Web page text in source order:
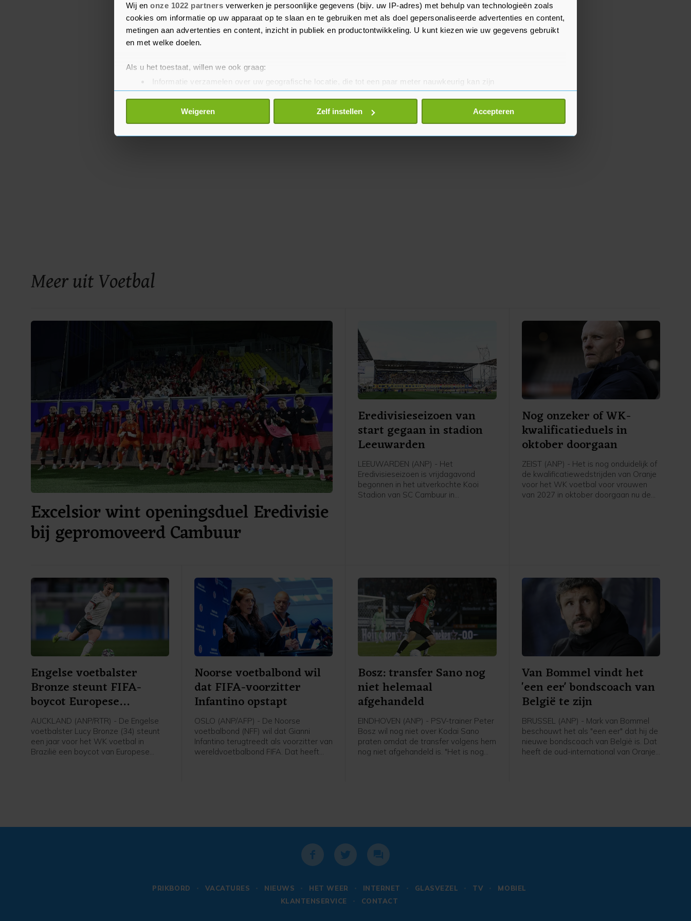
Wij en onze 1022 partners verwerken je persoonlijke gegevens (bijv. uw IP-adres) met behulp van technologieën zoals
cookies om informatie op uw apparaat op te slaan en te gebruiken met als doel gepersonaliseerde advertenties en content,
metingen aan advertenties en content, inzicht in publiek en productontwikkeling. U kunt kiezen wie uw gegevens gebruikt
en met welke doelen.
Als u het toestaat, willen we ook graag:
Informatie verzamelen over uw geografische locatie, die tot een paar meter nauwkeurig kan zijn
Uw apparaat identificeren door het actief te scannen op specifieke eigenschappen (fingerprinting)
Lees meer over hoe uw persoonlijke gegevens worden verwerkt en stel uw voorkeuren in het
detailgedeelte
toestemming op elk moment wijzigen of intrekken in de Cookieverklaring.
Weigeren Zelf instellen Accepteren
Eerder al werden anti-Benítez spandoeken bij het stadion
van Everton in Liverpool aangetroffen.
Meer uit Voetbal
Excelsior wint openingsduel Eredivisie
bij gepromoveerd Cambuur
Eredivisieseizoen van
start gegaan in stadion
Leeuwarden
LEEUWARDEN (ANP) - Het
Eredivisieseizoen is vrijdagavond
begonnen in het uitverkochte Kooi
Stadion van SC Cambuur in
Nog onzeker of WK-
kwalificatieduels in
oktober doorgaan
ZEIST (ANP) - Het is nog onduidelijk of
de kwalificatiewedstrijden van Oranje
voor het WK voetbal voor vrouwen
van 2027 in oktober doorgaan nu de
of de duels door zullen gaan.
Engelse voetbalster
Bronze steunt FIFA-
boycot Europese
speelsters
AUCKLAND (ANP/RTR) - De Engelse
voetbalster Lucy Bronze (34) steunt
een jaar voor het WK voetbal in
Brazilië een boycot van Europese
Noorse voetbalbond wil
dat FIFA-voorzitter
Infantino opstapt
OSLO (ANP/AFP) - De Noorse
voetbalbond (NFF) wil dat Gianni
Infantino terugtreedt als voorzitter van
wereldvoetbalbond FIFA. Dat heeft
Bosz: transfer Sano nog
niet helemaal
afgehandeld
EINDHOVEN (ANP) - PSV-trainer Peter
Bosz wil nog niet over Kodai Sano
praten omdat de transfer volgens hem
nog niet afgehandeld is. "Het is nog
Van Bommel vindt het
'een eer' bondscoach van
België te zijn
BRUSSEL (ANP) - Mark van Bommel
beschouwt het als "een eer" dat hij de
nieuwe bondscoach van België is. Dat
heeft de oud-international van Oranje
PRIKBORD VACATURES NIEUWS HET WEER INTERNET GLASVEZEL TV
MOBIEL
KLANTENSERVICE
CONTACT